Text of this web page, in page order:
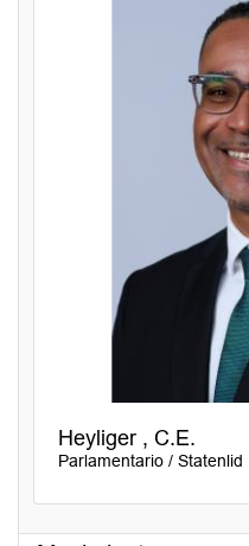
Heyliger , C.E.
Parlamentario / Statenlid